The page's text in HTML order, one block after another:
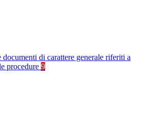
documenti di carattere generale riferiti a
procedure 9